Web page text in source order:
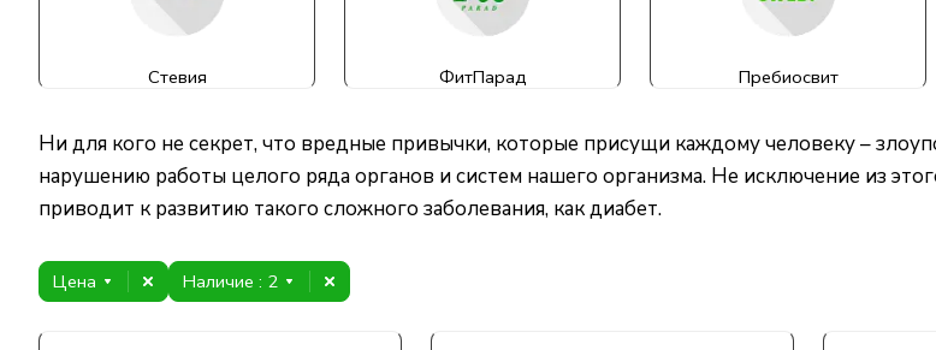
Стевия ФитПарад Пребиосвит
Ни для кого не секрет, что вредные привычки, которые присущи каждому человеку –
нарушению работы целого ряда органов и систем нашего организма. Не исключение из
приводит к развитию такого сложного заболевания, как диабет.
Цена Наличие : 2